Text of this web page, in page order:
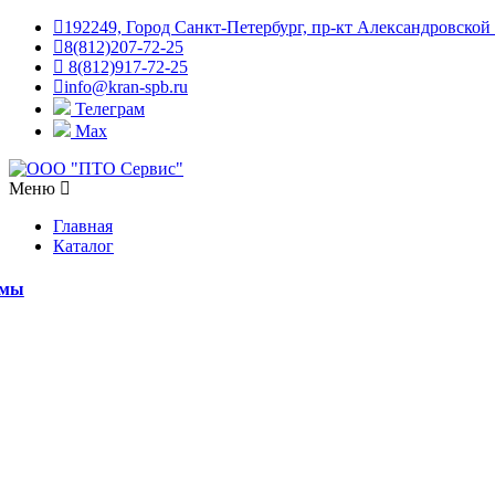
192249, Город Санкт-Петербург, пр-кт
8(812)207-72-25
8(812)917-72-25
info@kran-spb.ru
Телеграм
Max
Меню
Главная
Каталог